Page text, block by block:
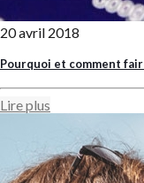
20 avril 2018
Pourquoi et comment
Lire plus